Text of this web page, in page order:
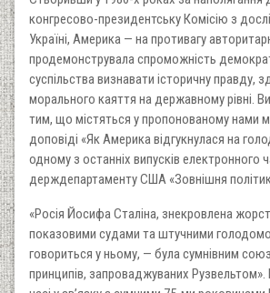
конгресово-президентську Комісію з
Україні, Америка — на противагу
продемонструвала спроможність
суспільства визнавати історичну правду,
морального каяття на державному рівні.
тим, що містяться у пропонованому нами
доповіді «Як Америка відгукнулася на
одному з останніх випусків електронного
держдепартаменту США «Зовнішня
«Росія Йосифа Сталіна, знекровлена
показовими судами та штучними
говориться у ньому, — була сумнівним
принципів, запроваджуваних Рузвельтом».